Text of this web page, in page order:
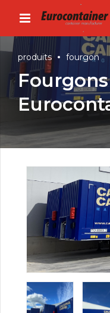
produits fourgon